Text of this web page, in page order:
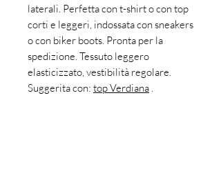
laterali. Perfetta con t-shirt o con top
corti e leggeri, indossata con sneakers
o con biker boots. Pronta per la
spedizione. Tessuto leggero
elasticizzato, vestibilità regolare.
Suggerita con: top Verdiana